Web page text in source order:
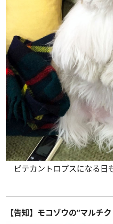
ピテカントロプスになる日
【告知】モコゾウの“マルチ